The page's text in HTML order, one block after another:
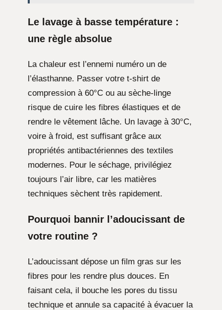
Le lavage à basse température :
une règle absolue
La chaleur est l’ennemi numéro un de
l’élasthanne. Passer votre t-shirt de
compression à 60°C ou au sèche-linge
risque de cuire les fibres élastiques et de
rendre le vêtement lâche. Un lavage à 30°C,
voire à froid, est suffisant grâce aux
propriétés antibactériennes des textiles
modernes. Pour le séchage, privilégiez
toujours l’air libre, car les matières
techniques sèchent très rapidement.
Pourquoi bannir l’adoucissant de
votre routine ?
L’adoucissant dépose un film gras sur les
fibres pour les rendre plus douces. En
faisant cela, il bouche les pores du tissu
technique et annule sa capacité à évacuer la